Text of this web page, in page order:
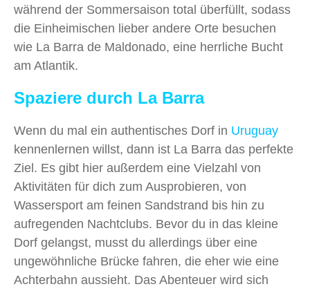
während der Sommersaison total überfüllt, sodass
die Einheimischen lieber andere Orte besuchen
wie La Barra de Maldonado, eine herrliche Bucht
am Atlantik.
Spaziere durch La Barra
Wenn du mal ein authentisches Dorf in Uruguay
kennenlernen willst, dann ist La Barra das perfekte
Ziel. Es gibt hier außerdem eine Vielzahl von
Aktivitäten für dich zum Ausprobieren, von
Wassersport am feinen Sandstrand bis hin zu
aufregenden Nachtclubs. Bevor du in das kleine
Dorf gelangst, musst du allerdings über eine
ungewöhnliche Brücke fahren, die eher wie eine
Achterbahn aussieht. Das Abenteuer wird sich